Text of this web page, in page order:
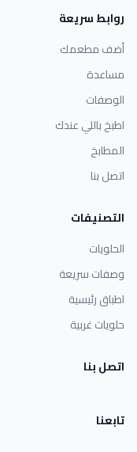
روابط سريعة
أضف مطعمك
مساعدة
الوصفات
اطبخ باللي عندك
المطابخ
اتصل بنا
التصنيفات
الحلويات
وصفات سريعة
اطباق رئيسية
حلويات غربية
اتصل بنا
تابعنا